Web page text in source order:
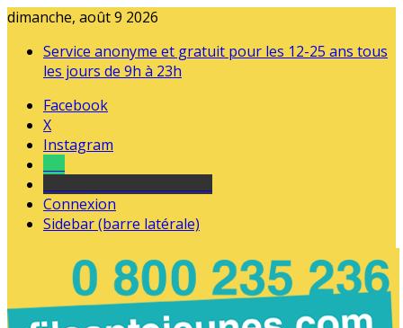
dimanche, août 9 2026
Service anonyme et gratuit pour les 12-25 ans tous
les jours de 9h à 23h
Facebook
X
Instagram
Connexion
Sidebar (barre latérale)